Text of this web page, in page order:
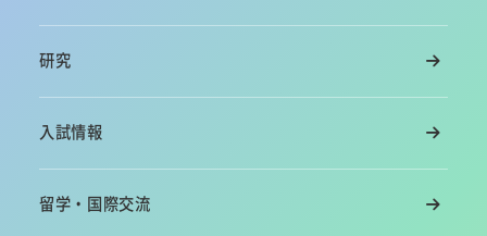
研究
入試情報
留学・国際交流